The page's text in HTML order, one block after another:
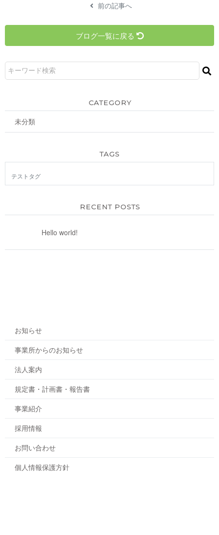
前の記事へ
ブログ一覧に戻る
CATEGORY
未分類
TAGS
テストタグ
RECENT POSTS
Hello world!
お知らせ
事業所からのお知らせ
法人案内
規定書・計画書・報告書
事業紹介
採用情報
お問い合わせ
個人情報保護方針